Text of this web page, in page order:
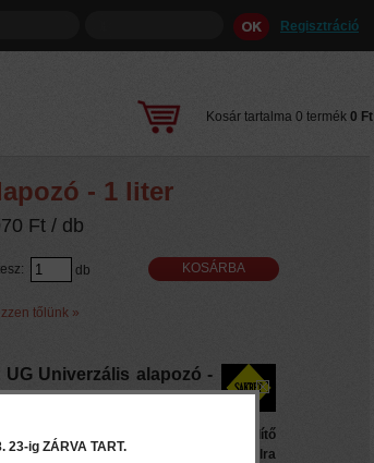
Regisztráció
Kosár tartalma 0 termék 0 Ft
- 1 liter
Ft / db
db
tőlünk »
UG Univerzális alapozó -
alapozó. Nedvszívást kiegyenlítő
használható ásványi alapfelületeken. Falra
23-ig ZÁRVA TART.